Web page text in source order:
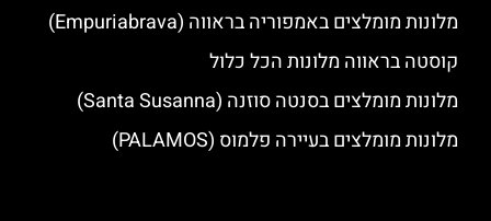
מלונות מומלצים באמפוריה בראווה (Empuriabrava)
קוסטה בראווה מלונות הכל כלול
מלונות מומלצים בסנטה סוזנה (Santa Susanna)
מלונות מומלצים בעיירה פלמוס (PALAMOS)